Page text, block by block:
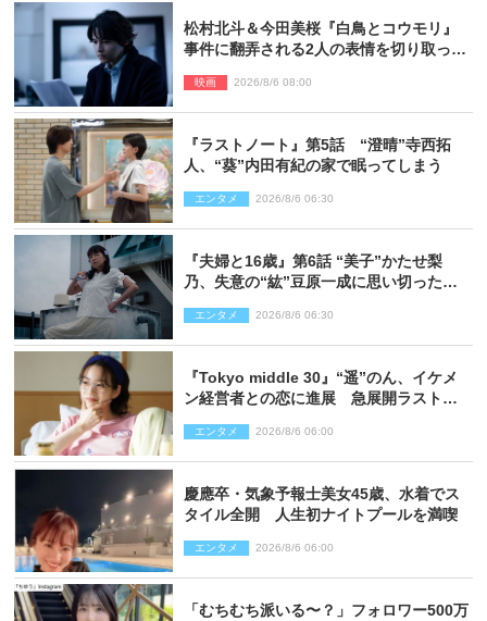
松村北斗＆今田美桜『白鳥とコウモリ』
事件に翻弄される2人の表情を切り取った
映画 2026/8/6 08:00
『ラストノート』第5話 “澄晴”寺西拓
人、“葵”内田有紀の家で眠ってしまう
エンタメ 2026/8/6 06:30
『夫婦と16歳』第6話 “美子”かたせ梨
乃、失意の“紘”豆原一成に思い切ったプ
エンタメ 2026/8/6 06:30
『Tokyo middle 30』“遥”のん、イケメ
ン経営者との恋に進展 急展開ラストに
エンタメ 2026/8/6 06:00
慶應卒・気象予報士美女45歳、水着でス
タイル全開 人生初ナイトプールを満喫
エンタメ 2026/8/6 06:00
「むちむち派いる〜？」フォロワー500万